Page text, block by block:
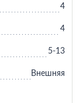
4
4
5-13
Внешняя